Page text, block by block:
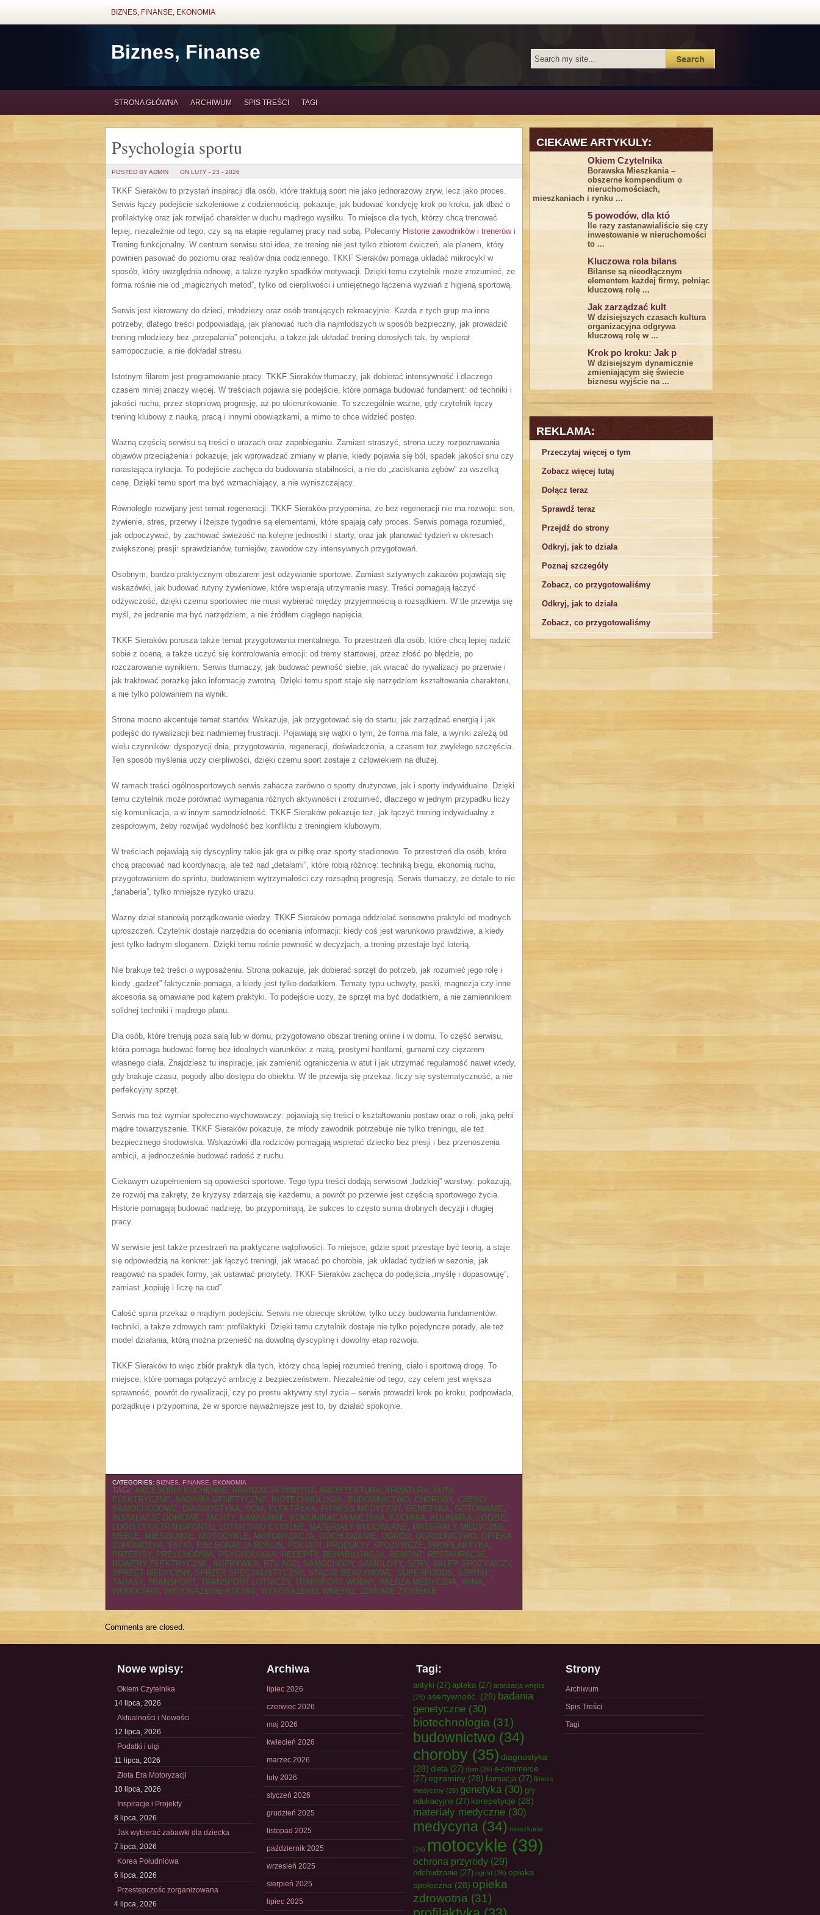
BIZNES, FINANSE, EKONOMIA
Biznes, Finanse
STRONA GŁÓWNA ARCHIWUM SPIS TREŚCI TAGI
Psychologia sportu
POSTED BY ADMIN ON LUTY - 23 - 2026
TKKF Sieraków to przystań inspiracji dla osób, które traktują sport nie jako jednorazowy zryw, lecz jako proces.
Serwis łączy podejście szkoleniowe z codziennością: pokazuje, jak budować kondycję krok po kroku, jak dbać o
profilaktykę oraz jak rozwijać charakter w duchu mądrego wysiłku. To miejsce dla tych, którzy chcą trenować
lepiej, niezależnie od tego, czy są na etapie regularnej pracy nad sobą. Polecamy Historie zawodników i trenerówi
Trening funkcjonalny. W centrum serwisu stoi idea, że trening nie jest tylko zbiorem ćwiczeń, ale planem, który
powinien pasować do poziomu oraz realiów dnia codziennego. TKKF Sieraków pomaga układać mikrocykl w
sposób, który uwzględnia odnowę, a także ryzyko spadków motywacji. Dzięki temu czytelnik może zrozumieć, że
forma rośnie nie od „magicznych metod”, tylko od cierpliwości i umiejętnego łączenia wyzwań z higieną sportową.
Serwis jest kierowany do dzieci, młodzieży oraz osób trenujących rekreacyjnie. Każda z tych grup ma inne
potrzeby, dlatego treści podpowiadają, jak planować ruch dla najmłodszych w sposób bezpieczny, jak prowadzić
trening młodzieży bez „przepalania” potencjału, a także jak układać trening dorosłych tak, by wspierał
samopoczucie, a nie dokładał stresu.
Istotnym filarem jest programowanie pracy. TKKF Sieraków tłumaczy, jak dobierać intensywność i dlaczego
czasem mniej znaczy więcej. W treściach pojawia się podejście, które pomaga budować fundament: od techniki i
jakości ruchu, przez stopniową progresję, aż po ukierunkowanie. To szczególnie ważne, gdy czytelnik łączy
trening klubowy z nauką, pracą i innymi obowiązkami, a mimo to chce widzieć postęp.
Ważną częścią serwisu są treści o urazach oraz zapobieganiu. Zamiast straszyć, strona uczy rozpoznawania
objawów przeciążenia i pokazuje, jak wprowadzać zmiany w planie, kiedy pojawia się ból, spadek jakości snu czy
narastająca irytacja. To podejście zachęca do budowania stabilności, a nie do „zaciskania zębów” za wszelką
cenę. Dzięki temu sport ma być wzmacniający, a nie wyniszczający.
Równolegle rozwijany jest temat regeneracji. TKKF Sieraków przypomina, że bez regeneracji nie ma rozwoju: sen,
żywienie, stres, przerwy i lżejsze tygodnie są elementami, które spajają cały proces. Serwis pomaga rozumieć,
jak odpoczywać, by zachować świeżość na kolejne jednostki i starty, oraz jak planować tydzień w okresach
zwiększonej presji: sprawdzianów, turniejów, zawodów czy intensywnych przygotowań.
Osobnym, bardzo praktycznym obszarem jest odżywianie sportowe. Zamiast sztywnych zakazów pojawiają się
wskazówki, jak budować rutyny żywieniowe, które wspierają utrzymanie masy. Treści pomagają łączyć
odżywczość, dzięki czemu sportowiec nie musi wybierać między przyjemnością a rozsądkiem. W tle przewija się
myśl, że jedzenie ma być narzędziem, a nie źródłem ciągłego napięcia.
TKKF Sieraków porusza także temat przygotowania mentalnego. To przestrzeń dla osób, które chcą lepiej radzić
sobie z oceną, a także uczyć się kontrolowania emocji: od tremy startowej, przez złość po błędzie, po
rozczarowanie wynikiem. Serwis tłumaczy, jak budować pewność siebie, jak wracać do rywalizacji po przerwie i
jak traktować porażkę jako informację zwrotną. Dzięki temu sport staje się narzędziem kształtowania charakteru,
a nie tylko polowaniem na wynik.
Strona mocno akcentuje temat startów. Wskazuje, jak przygotować się do startu, jak zarządzać energią i jak
podejść do rywalizacji bez nadmiernej frustracji. Pojawiają się wątki o tym, że forma ma fale, a wyniki zależą od
wielu czynników: dyspozycji dnia, przygotowania, regeneracji, doświadczenia, a czasem też zwykłego szczęścia.
Ten sposób myślenia uczy cierpliwości, dzięki czemu sport zostaje z człowiekiem na dłużej.
W ramach treści ogólnosportowych serwis zahacza zarówno o sporty drużynowe, jak i sporty indywidualne. Dzięki
temu czytelnik może porównać wymagania różnych aktywności i zrozumieć, dlaczego w jednym przypadku liczy
się komunikacja, a w innym samodzielność. TKKF Sieraków pokazuje też, jak łączyć trening indywidualny z
zespołowym, żeby rozwijać wydolność bez konfliktu z treningiem klubowym.
W treściach pojawiają się dyscypliny takie jak gra w piłkę oraz sporty stadionowe. To przestrzeń dla osób, które
chcą pracować nad koordynacją, ale też nad „detalami”, które robią różnicę: techniką biegu, ekonomią ruchu,
przygotowaniem do sprintu, budowaniem wytrzymałości czy rozsądną progresją. Serwis tłumaczy, że detale to nie
„fanaberia”, tylko mniejsze ryzyko urazu.
Ważny dział stanowią porządkowanie wiedzy. TKKF Sieraków pomaga oddzielać sensowne praktyki od modnych
uproszczeń. Czytelnik dostaje narzędzia do oceniania informacji: kiedy coś jest warunkowo prawdziwe, a kiedy
jest tylko ładnym sloganem. Dzięki temu rośnie pewność w decyzjach, a trening przestaje być loterią.
Nie brakuje też treści o wyposażeniu. Strona pokazuje, jak dobierać sprzęt do potrzeb, jak rozumieć jego rolę i
kiedy „gadżet” faktycznie pomaga, a kiedy jest tylko dodatkiem. Tematy typu uchwyty, paski, magnezja czy inne
akcesoria są omawiane pod kątem praktyki. To podejście uczy, że sprzęt ma być dodatkiem, a nie zamiennikiem
solidnej techniki i mądrego planu.
Dla osób, które trenują poza salą lub w domu, przygotowano obszar trening online i w domu. To część serwisu,
która pomaga budować formę bez idealnych warunków: z matą, prostymi hantlami, gumami czy ciężarem
własnego ciała. Znajdziesz tu inspiracje, jak zamienić ograniczenia w atut i jak utrzymać regularność nawet wtedy,
gdy brakuje czasu, pogody albo dostępu do obiektu. W tle przewija się przekaz: liczy się systematyczność, a nie
perfekcyjny sprzęt.
Serwis ma też wymiar społeczno-wychowawczy: pojawiają się treści o kształtowaniu postaw oraz o roli, jaką pełni
mądre towarzyszenie. TKKF Sieraków pokazuje, że młody zawodnik potrzebuje nie tylko treningu, ale też
bezpiecznego środowiska. Wskazówki dla rodziców pomagają wspierać dziecko bez presji i bez przenoszenia
ambicji, a jednocześnie budować radość z ruchu.
Ciekawym uzupełnieniem są opowieści sportowe. Tego typu treści dodają serwisowi „ludzkiej” warstwy: pokazują,
że rozwój ma zakręty, że kryzysy zdarzają się każdemu, a powrót po przerwie jest częścią sportowego życia.
Historie pomagają budować nadzieję, bo przypominają, że sukces to często suma drobnych decyzji i długiej
pracy.
W serwisie jest także przestrzeń na praktyczne wątpliwości. To miejsce, gdzie sport przestaje być teorią, a staje
się odpowiedzią na konkret: jak łączyć treningi, jak wracać po chorobie, jak układać tydzień w sezonie, jak
reagować na spadek formy, jak ustawiać priorytety. TKKF Sieraków zachęca do podejścia „myślę i dopasowuję”,
zamiast „kopiuję i liczę na cud”.
Całość spina przekaz o mądrym podejściu. Serwis nie obiecuje skrótów, tylko uczy budowania fundamentów:
techniki, a także zdrowych ram: profilaktyki. Dzięki temu czytelnik dostaje nie tylko pojedyncze porady, ale też
model działania, którą można przenieść na dowolną dyscyplinę i dowolny etap rozwoju.
TKKF Sieraków to więc zbiór praktyk dla tych, którzy chcą lepiej rozumieć trening, ciało i sportową drogę. To
miejsce, które pomaga połączyć ambicję z bezpieczeństwem. Niezależnie od tego, czy celem jest większa
sprawność, powrót do rywalizacji, czy po prostu aktywny styl życia – serwis prowadzi krok po kroku, podpowiada,
porządkuje i przypomina, że w sporcie najważniejsze jest to, by działać spokojnie.
CATEGORIES: BIZNES, FINANSE, EKONOMIA
TAGI: AKCESORIA KUCHENNE, ARANŻACJA WNĘTRZ, ARCHITEKTURA, ARMATURA, AUTA
ELEKTRYCZNE, BADANIA GENETYCZNE, BIOTECHNOLOGIA, BUDOWNICTWO, CHOROBY, CZĘŚCI
SAMOCHODOWE, DIAGNOSTYKA, DOM , ELEKTRYKA, FITNESS MEDYCZNY, GENETYKA, GOTOWANIE,
INSTALACJE DOMOWE, JACHTY, KAWIARNIE, KOMUNIKACJA MIEJSKA, KUCHNIA, KULINARIA, ŁODZIE,
LOGISTYKA TRANSPORTU, LOTNICTWO CYWILNE, MATERIAŁY BUDOWLANE, MATERIAŁY MEDYCZNE,
MEBLE, MIESZKANIE, MOTOCYKLE, MOTORYZACJA, ODCHUDZANIE, OGRÓD, OGRODNICTWO, OPIEKA
ZDROWOTNA, PATIO, PIELĘGNACJA ROŚLIN , POCIĄGI , PRODUKTY SPOŻYWCZE, PROFILAKTYKA,
PRZEPISY, PRZYCHODNIA, PSYCHOLOGIA, RECEPTY, REHABILITACJA, REMONT, RESTAURACJE,
ROWERY ELEKTRYCZNE, ROZRYWKA, RTV AGD, SAMOCHODY, SAMOLOTY, SERY, SKLEP SPOŻYWCZY,
SPRZĘT MEDYCZNY, SPRZĘT SPECJALISTYCZNY, STACJE BENZYNOWE, SUPERFOODS, SZPITAL,
TARASY, TRANSPORT, TRANSPORT LOTNICZY, TRANSPORT WODNY, WIEDZA MEDYCZNA, WINA,
WODOCIĄGI , WYPOSAŻENIE KUCHNI , WYPOSAŻENIE WNĘTRZ, ZDROWE ŻYWIENIE
Comments are closed.
CIEKAWE ARTYKULY:
Okiem Czytelnika
Borawska Mieszkania –
obszerne kompendium o
nieruchomościach,
mieszkaniach i rynku ...
5 powodów, dla któ
Ile razy zastanawialiście się⁤ czy
⁤inwestowanie w nieruchomości
to ...
Kluczowa rola bilans
Bilanse ‌są nieodłącznym
elementem każdej⁢ firmy, pełniąc‍
kluczową rolę ...
Jak zarządzać kult
W dzisiejszych czasach⁤ kultura
organizacyjna odgrywa
kluczową rolę‍ w ...
Krok po kroku: Jak p
W dzisiejszym dynamicznie
zmieniającym się świecie
biznesu wyjście na ...
REKLAMA:
Przeczytaj więcej o tym
Zobacz więcej tutaj
Dołącz teraz
Sprawdź teraz
Przejdź do strony
Odkryj, jak to działa
Poznaj szczegóły
Zobacz, co przygotowaliśmy
Odkryj, jak to działa
Zobacz, co przygotowaliśmy
Nowe wpisy:
Okiem Czytelnika
14 lipca, 2026
Aktualności i Nowości
12 lipca, 2026
Podatki i ulgi
11 lipca, 2026
Złota Era Motoryzacji
10 lipca, 2026
Inspiracje i Projekty
8 lipca, 2026
Jak wybierać zabawki dla dziecka
7 lipca, 2026
Korea Południowa
6 lipca, 2026
Przestępczośc zorganizowana
4 lipca, 2026
Archiwa
lipiec 2026
czerwiec 2026
maj 2026
kwiecień 2026
marzec 2026
luty 2026
styczeń 2026
grudzień 2025
listopad 2025
październik 2025
wrzesień 2025
sierpień 2025
lipiec 2025
Tagi:
antyki (27) apteka (27) aranżacja wnętrz
(26) asertywność. (28) badania
genetyczne (30)
biotechnologia (31)
budownictwo (34)
choroby (35) diagnostyka
(28) dieta (27) dom (26) e-commerce
(27) egzaminy (28) farmacja (27) fitness
medyczny (26) genetyka(30) gry
edukacyjne (27) korepetycje (28)
materiały medyczne (30)
medycyna (34) mieszkanie
(26) motocykle (39)
ochrona przyrody (29)
odchudzanie (27) ogród (26) opieka
społeczna (28) opieka
zdrowotna (31)
Strony
Archiwum
Spis Treści
Tagi